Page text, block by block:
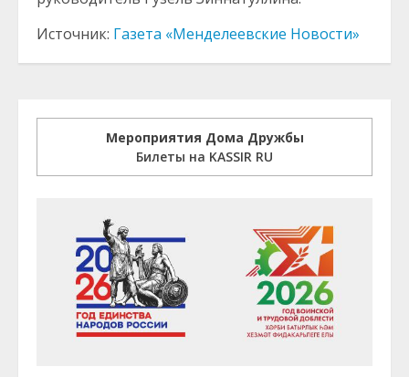
Источник: Газета «Менделеевские Новости»
Мероприятия Дома Дружбы
Билеты на KASSIR RU